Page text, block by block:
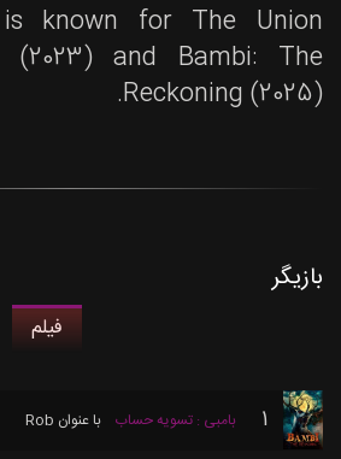
known for The Union
(2023) and Bambi: The
Reckoning (2025).
بازیگر
فیلم
1 بامبی : تسویه حساب با عنوان Rob